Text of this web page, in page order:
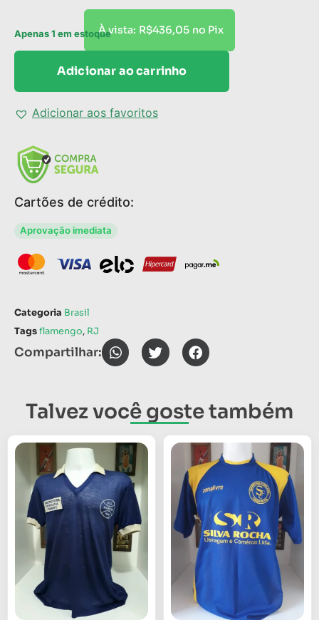
À vista: R$436,05 no Pix
Apenas 1 em estoque
Adicionar ao carrinho
Adicionar aos favoritos
Cartões de crédito:
Aprovação imediata
Categoria Brasil
Tagsflamengo, RJ
Compartilhar:
Talvez você goste também